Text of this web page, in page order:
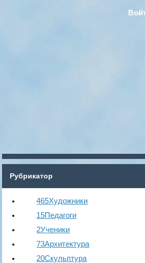
Рубрикатор
465Художники
15Педагоги
2Ученики
73Архитектура
20Скульптура